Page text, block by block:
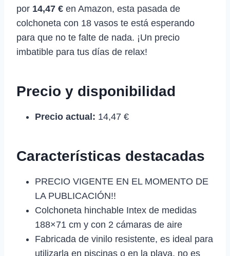
por 14,47 € en Amazon, esta pasada de
colchoneta con 18 vasos te está esperando
para que no te falte de nada. ¡Un precio
imbatible para tus días de relax!
Precio y disponibilidad
Precio actual: 14,47 €
Características destacadas
PRECIO VIGENTE EN EL MOMENTO DE
LA PUBLICACIÓN!!
Colchoneta hinchable Intex de medidas
188×71 cm y con 2 cámaras de aire
Fabricada de vinilo resistente, es ideal para
utilizarla en piscinas o en la playa, no es